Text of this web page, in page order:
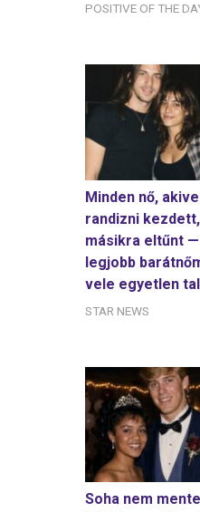
POSITIVE OF THE
Minden nő,
randizni
másikra eltűnt
legjobb
vele egyetlen
STAR NEWS
Soha nem